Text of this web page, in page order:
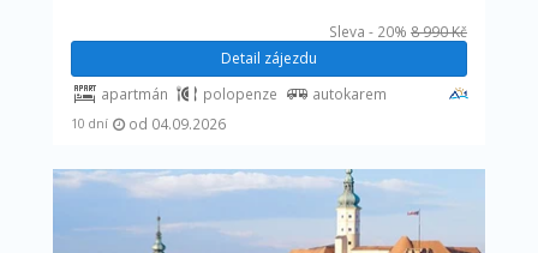
Sleva - 20% 8 990 Kč
Detail zájezdu
apartmán polopenze
autokarem
od 04.09.2026
10 dní